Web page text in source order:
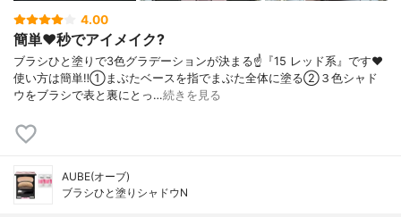
4.00
簡単❤️秒でアイメイク?
ブラシひと塗りで3色グラデーションが決まる☝️『15 レッド系』です❤️
使い方は簡単‼️①まぶたベースを指でまぶた全体に塗る②３色シャド
ウをブラシで表と裏にとっ…続きを見る
AUBE(オーブ)
ブラシひと塗りシャドウN